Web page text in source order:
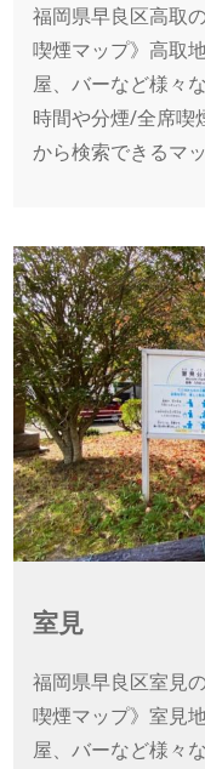
福岡県早良区高取
喫煙マップ》高取
屋、バーなど様々
時間や分煙/全席喫
から検索できるマ
室見
福岡県早良区室見
喫煙マップ》室見
屋、バーなど様々